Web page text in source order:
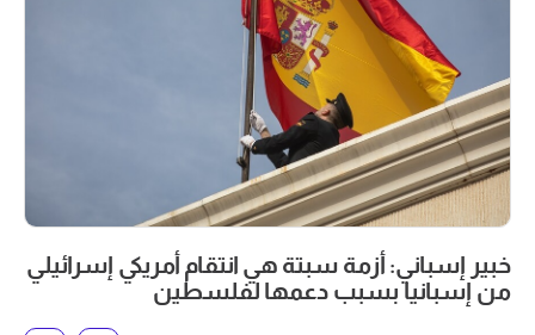
خبير إسباني: أزمة سبتة هي انتقام أمريكي إسرائيلي
من إسبانيا بسبب دعمها لفلسطين